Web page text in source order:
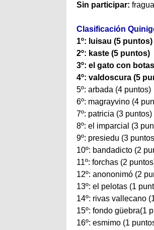
Sin participar:
Clasificación
1º: luisau (5 puntos)
2º: kaste (5 puntos)
3º: el gato con
4º: valdoscura (5
5º: arbada (4 puntos)
6º: magrayvino (4
7º: patricia (3 puntos)
8º: el imparcial (3
9º: presiedu (3
10º: bandadicto (2
11º: forchas (2
12º: anononimó (2
13º: el pelotas (1
14º: rivas vallecano
15º: fondo güebra(1
16º: esmimo (1